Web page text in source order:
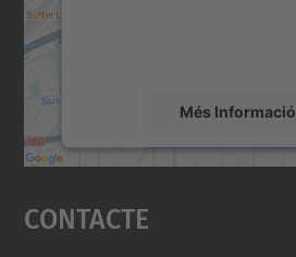
Més Informació
Accepta
powered by
Contacte